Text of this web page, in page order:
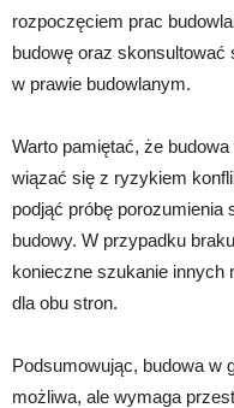
rozpoczęciem prac
budowę oraz
w prawie budowlanym.
Warto pamiętać, że
wiązać się z ryzykiem
podjąć próbę
budowy. W przypadku
konieczne szukanie innych
dla obu stron.
Podsumowując, budowa w
możliwa, ale wymaga